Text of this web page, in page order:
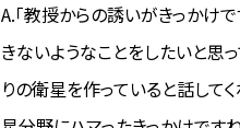
A.「教授からの誘いがきっかけ
きないようなことをしたいと思
りの衛星を作っていると話して